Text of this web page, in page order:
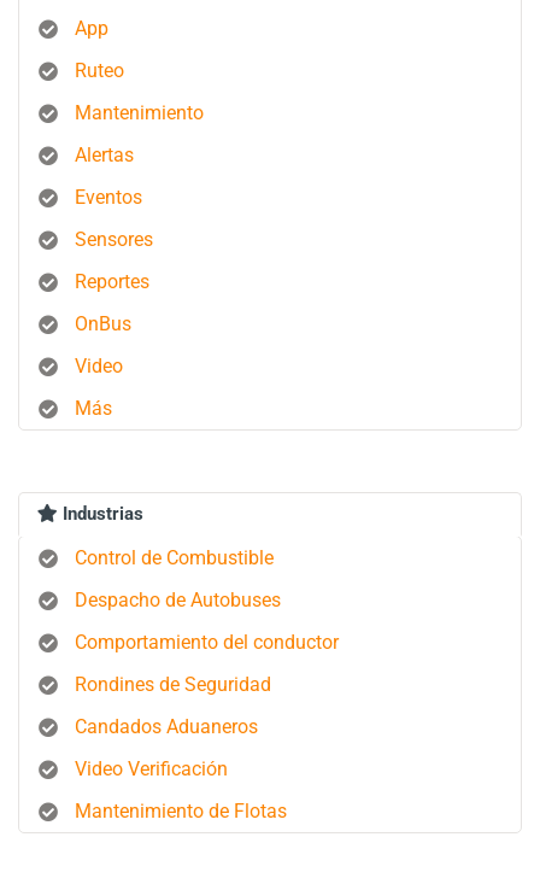
App
Ruteo
Mantenimiento
Alertas
Eventos
Sensores
Reportes
OnBus
Video
Más
Industrias
Control de Combustible
Despacho de Autobuses
Comportamiento del conductor
Rondines de Seguridad
Candados Aduaneros
Video Verificación
Mantenimiento de Flotas